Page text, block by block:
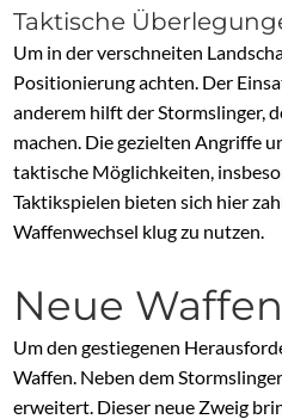
Taktische
Um in der verschneiten
Positionierung achten. Der
anderem hilft der Stormslinger,
machen. Die gezielten Angriffe
taktische Möglichkeiten,
Taktikspielen bieten sich hier
Waffenwechsel klug zu nutzen.
Neue
Um den gestiegenen
Waffen. Neben dem
erweitert. Dieser neue Zweig